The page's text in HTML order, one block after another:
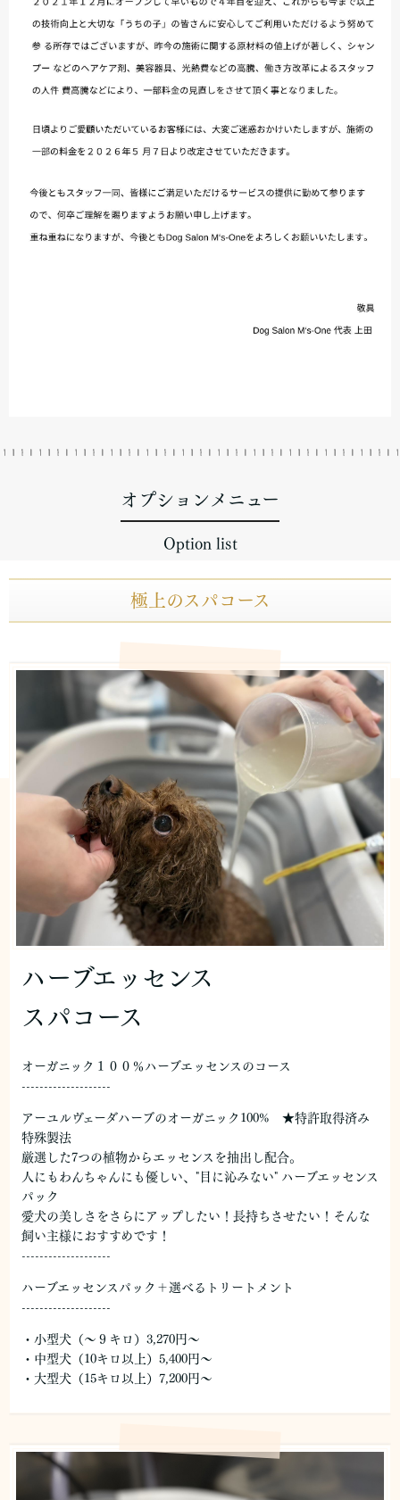
オプションメニュー
Option list
極上のスパコース
ハーブエッセンス
スパコース
オーガニック１００％ハーブエッセンスのコース
--------------------
アーユルヴェーダハーブのオーガニック100% ★特許取得済み
特殊製法
厳選した7つの植物からエッセンスを抽出し配合。
人にもわんちゃんにも優しい、"目に沁みない" ハーブエッセンス
パック
愛犬の美しさをさらにアップしたい！長持ちさせたい！そんな
飼い主様におすすめです！
--------------------
ハーブエッセンスパック＋選べるトリートメント
--------------------
・小型犬（～９キロ）3,270円～
・中型犬（10キロ以上）5,400円～
・大型犬（15キロ以上）7,200円～